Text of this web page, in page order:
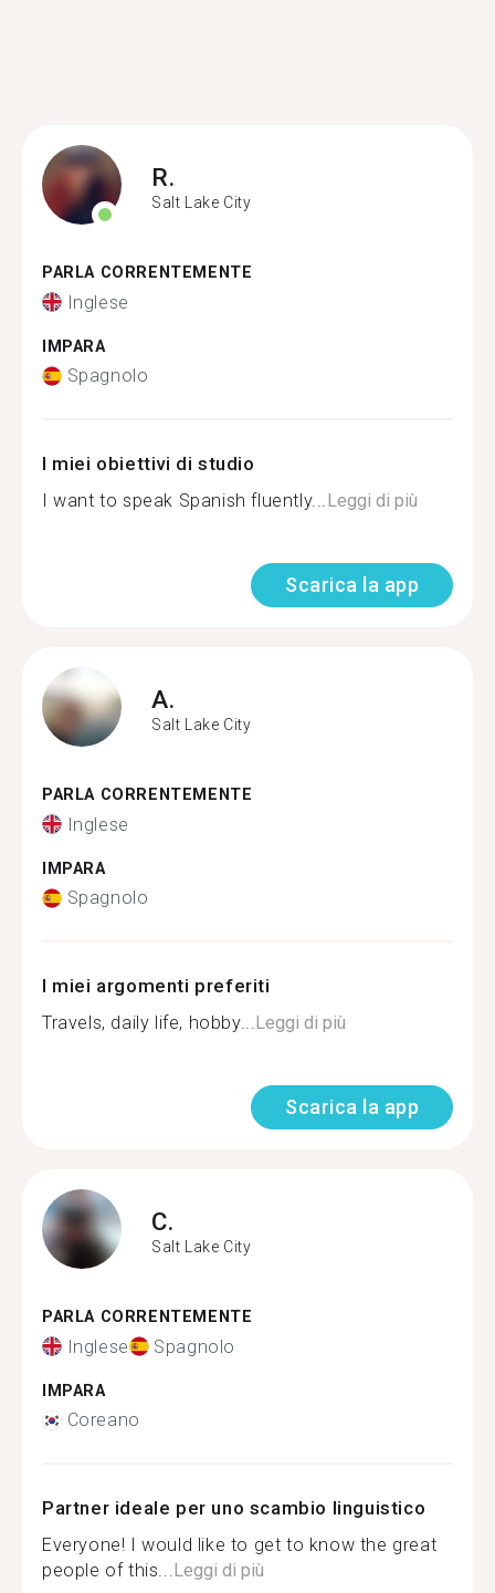
R.
Salt Lake City
PARLA CORRENTEMENTE
Inglese
IMPARA
Spagnolo
I miei obiettivi di studio
I want to speak Spanish fluently...Leggi di più
Scarica la app
A.
Salt Lake City
PARLA CORRENTEMENTE
Inglese
IMPARA
Spagnolo
I miei argomenti preferiti
Travels, daily life, hobby...Leggi di più
Scarica la app
C.
Salt Lake City
PARLA CORRENTEMENTE
Inglese Spagnolo
IMPARA
Coreano
Partner ideale per uno scambio linguistico
Everyone! I would like to get to know the great
people of this...Leggi di più